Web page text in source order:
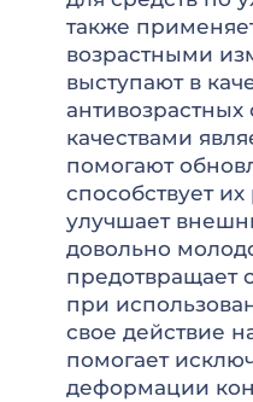
также
возрастными
выступают в
качествами
помогают
способствует
улучшает
довольно
предотвращает
при
свое действие
помогает
деформации